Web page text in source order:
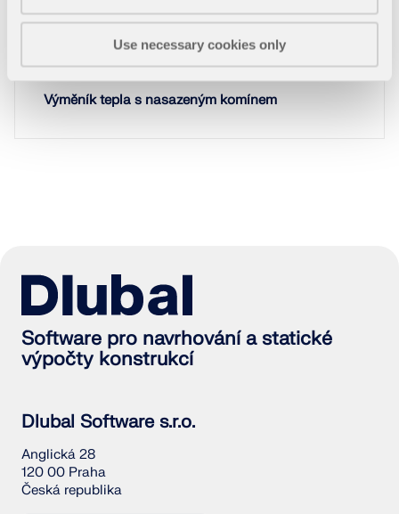
Use necessary cookies only
VÍCE INFORMACÍ
Nástroj Geo-zóny
Online služba Dlubal poskytuje mapy oblastí pro
rychlé stanovení sněhových zatížení, rychlostí větru
a seizmických údajů.
KONTROLOVAT ZATÍŽENÍ ZÓN
Výměník tepla s nasazeným komínem
Software pro navrhování a statické
výpočty konstrukcí
Dlubal Software s.r.o.
Anglická 28
120 00 Praha
Česká republika